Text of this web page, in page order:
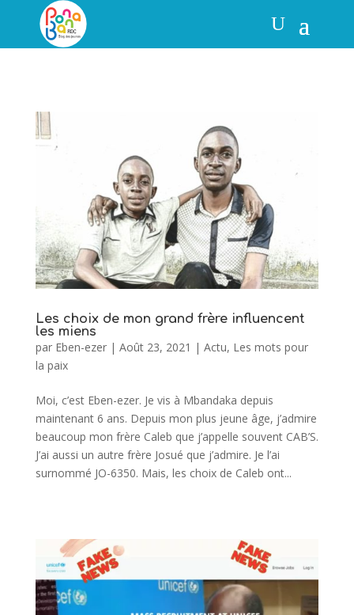
Les choix de mon grand frère influencent
les miens
par Eben-ezer| Août 23, 2021 | Actu, Les mots pour
la paix
Moi, c’est Eben-ezer. Je vis à Mbandaka depuis
maintenant 6 ans. Depuis mon plus jeune âge, j’admire
beaucoup mon frère Caleb que j’appelle souvent CAB’S.
J’ai aussi un autre frère Josué que j’admire. Je l’ai
surnommé JO-6350. Mais, les choix de Caleb ont...